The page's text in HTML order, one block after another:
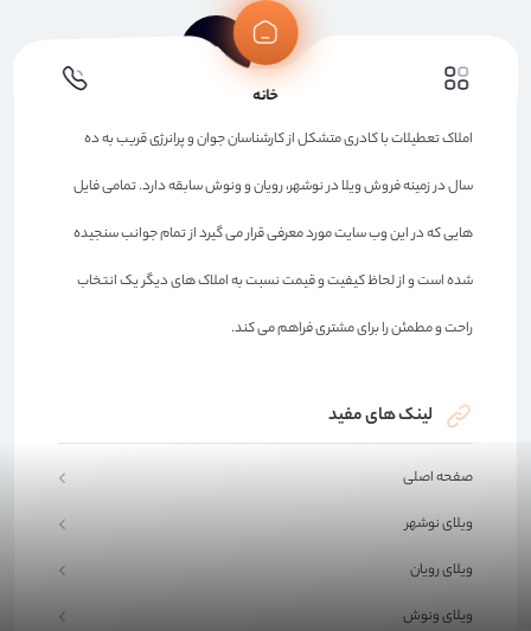
املاک تعطیلات با کادری متشکل از کارشناسان جوان و پرانرژی قریب به ده
سال در زمینه فروش ویلا در نوشهر، رویان و ونوش سابقه دارد. تمامی فایل
هایی که در این وب سایت مورد معرفی قرار می گیرد از تمام جوانب سنجیده
شده است و از لحاظ کیفیت و قیمت نسبت به املاک های دیگر یک انتخاب
راحت و مطمئن را برای مشتری فراهم می کند.
لینک های مفید
صفحه اصلی
ویلای نوشهر
ویلای رویان
ویلای ونوش
خانه